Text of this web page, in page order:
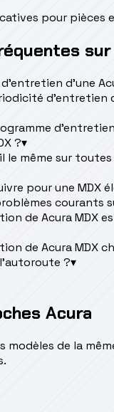
pour pièces
sur
d’une
d’entretien
?▾
le même sur toutes
pour une MDX
courants
de Acura MDX
de Acura MDX
?▾
Acura
modèles de la